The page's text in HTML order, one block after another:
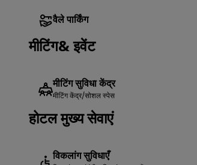
वैले पार्किंग
मीटिंग& इवेंट
मीटिंग सुविधा केंद्र
मीटिंग केंद्र/सोशल स्पेस
होटल मुख्य सेवाएं
विकलांग सुविधाएँ